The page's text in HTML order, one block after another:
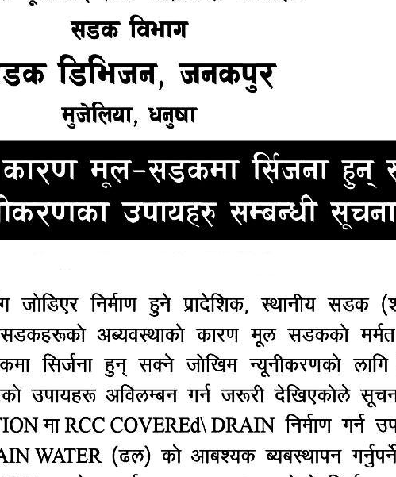
राउतकी धर्मपत्नी अनिला कुमारी यादव उपर यौन
उनले मुख्य न्यायधिवक्ता ठाकुरले आफूलाई पटक–पटक
विगत ६ वर्षदेखि कार्यरत छु,’ उनले भनिन्, ‘तर ठाकुर
कार्यालयमा आऊ । फेसमा स्माइल ल्याऊ भन्नु हुन्छ । फेसमा
भन्दा म उसलाई सम्झाउँछु भन्नुभयो । तर, फेरि म माथि त्यस्तै
रुपमै मुख्य न्यायधिवक्ताविरुद्ध निवेदन दिन गइन् । तर पुनः
मन्त्रिपरिषद्को कार्यालयबाट फर्काए ।
न्याधिवक्ता ठाकुरले मैले भनेको नमानेको खण्डमा कुनै पनि
बताइन् ।